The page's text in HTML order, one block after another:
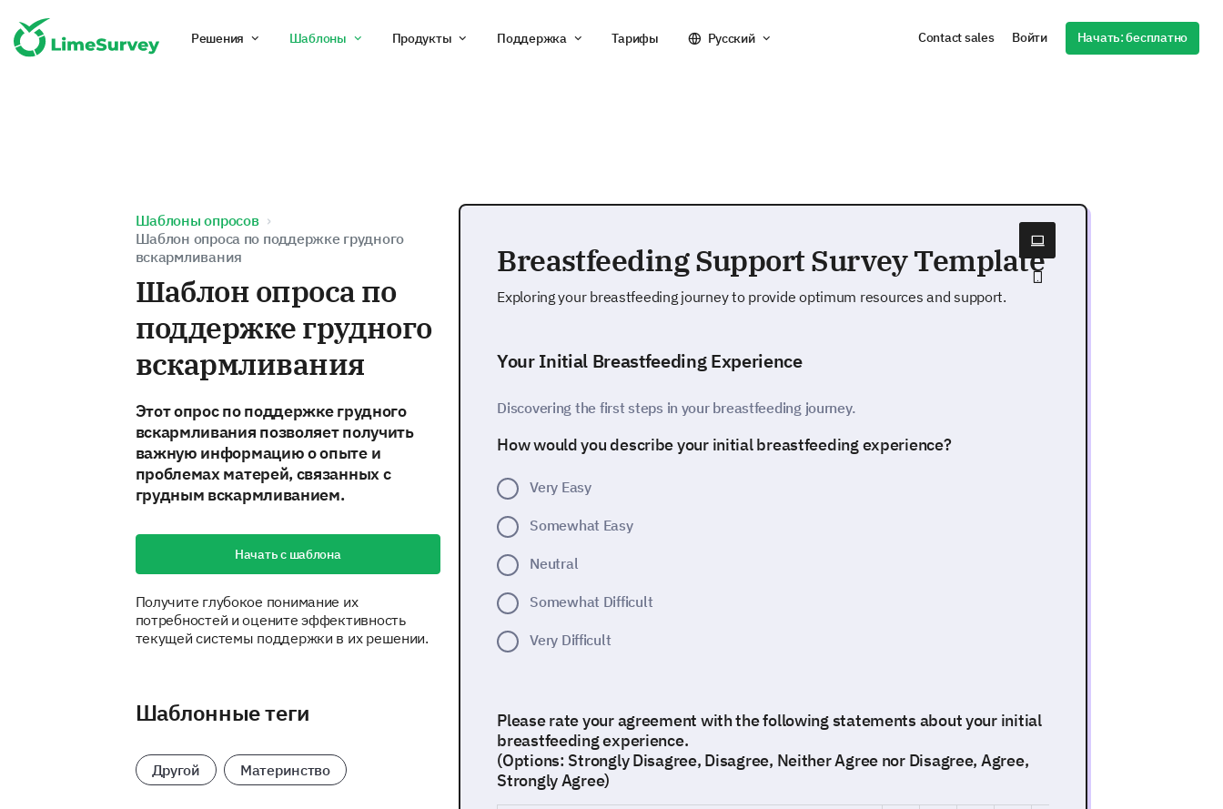
Решения Шаблоны Продукты Поддержка Тарифы Русский Contact sales Войти Начать: бесплатно
Шаблоны опросов
Шаблон опроса по поддержке грудного
вскармливания
Шаблон опроса по
поддержке грудного
вскармливания
Этот опрос по поддержке грудного
вскармливания позволяет получить
важную информацию о опыте и
проблемах матерей, связанных с
грудным вскармливанием.
Начать с шаблона
Получите глубокое понимание их
потребностей и оцените эффективность
текущей системы поддержки в их решении.
Шаблонные теги
Другой Материнство
Breastfeeding Support Survey Template
Exploring your breastfeeding journey to provide optimum resources and support.
Your Initial Breastfeeding Experience
Discovering the first steps in your breastfeeding journey.
How would you describe your initial breastfeeding experience?
Very Easy
Somewhat Easy
Neutral
Somewhat Difficult
Very Difficult
Please rate your agreement with the following statements about your initial
breastfeeding experience.
(Options: Strongly Disagree, Disagree, Neither Agree nor Disagree, Agree,
Strongly Agree)